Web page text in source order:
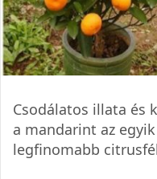
Csodálatos illata és
a mandarint az
legfinomabb